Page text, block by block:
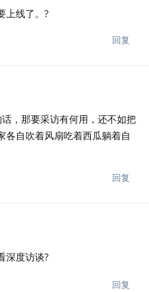
上线了。?
回复
，那要采访有何用，还不如把
各自吹着风扇吃着西瓜躺着自
回复
深度访谈?
回复